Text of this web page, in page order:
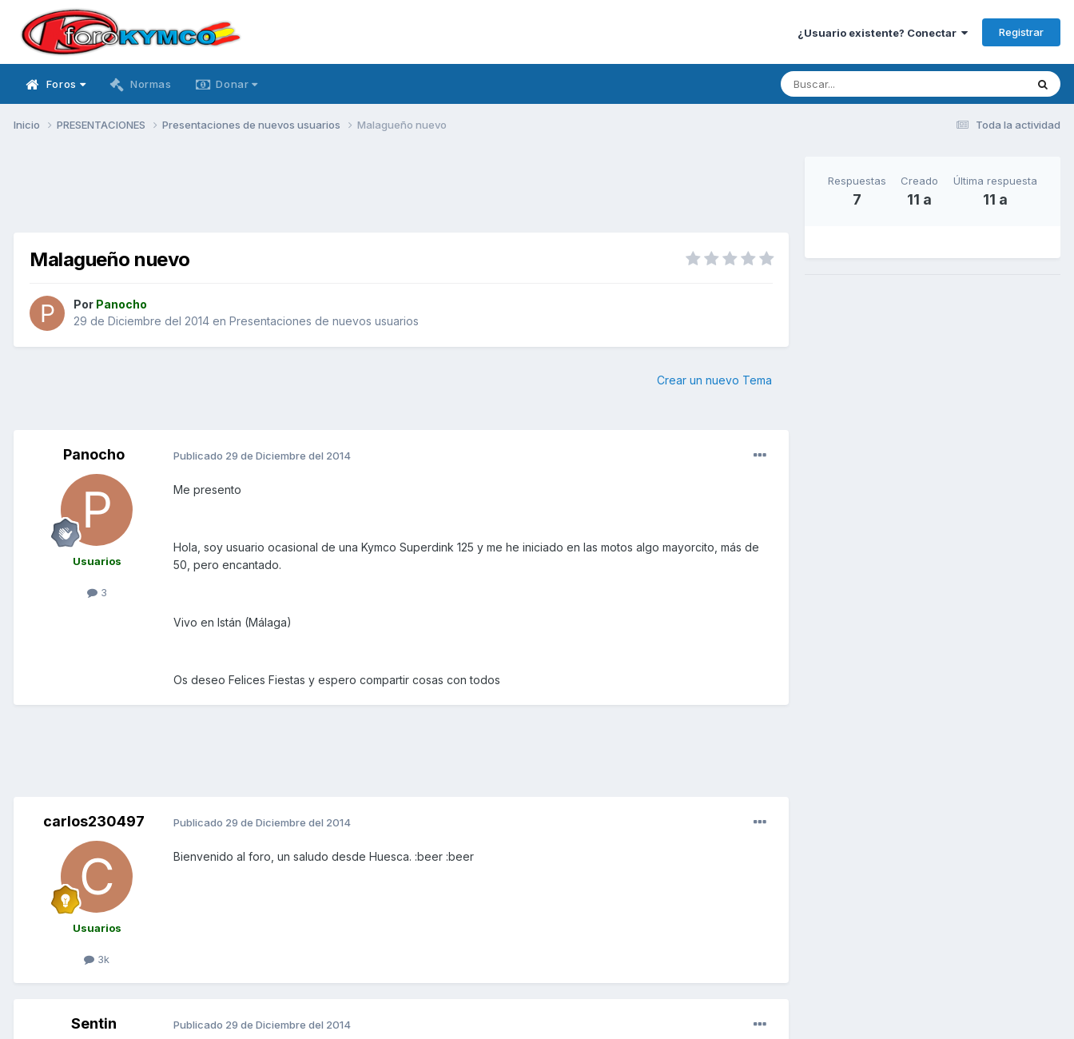
¿Usuario existente? Conectar Registrar
Foros Normas Donar
Toda la actividad
Inicio PRESENTACIONES Presentaciones de nuevos usuarios Malagueño nuevo
Malagueño nuevo
Por Panocho
29 de Diciembre del 2014 en Presentaciones de nuevos usuarios
Crear un nuevo Tema
Panocho
Usuarios
3
Publicado 29 de Diciembre del 2014
Me presento
Hola, soy usuario ocasional de una Kymco Superdink 125 y me he iniciado en las motos algo mayorcito, más de
50, pero encantado.
Vivo en Istán (Málaga)
Os deseo Felices Fiestas y espero compartir cosas con todos
carlos230497
Usuarios
3k
Publicado 29 de Diciembre del 2014
Bienvenido al foro, un saludo desde Huesca. :beer :beer
Sentin Publicado 29 de Diciembre del 2014
Respuestas
7
Creado
11 a
Última respuesta
11 a